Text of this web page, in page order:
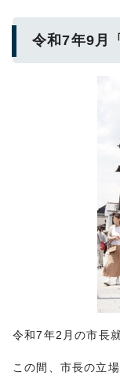
令和7年9月
令和7年2月の市長
この間、市長の立